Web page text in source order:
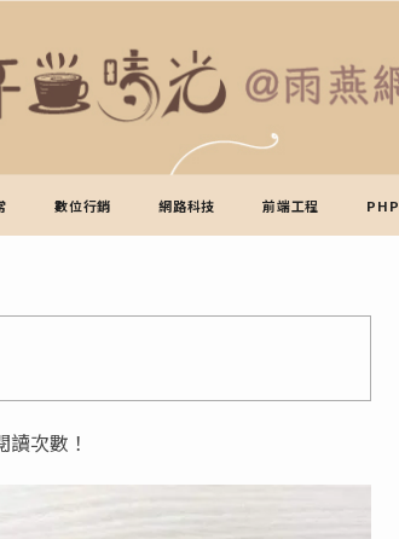
數位行銷 網路科技 前端工程 PHP
讀次數！